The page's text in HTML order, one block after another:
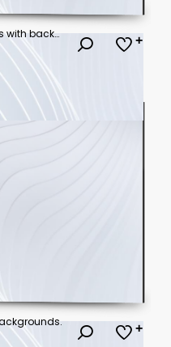
clear blue sky background,clouds with background.